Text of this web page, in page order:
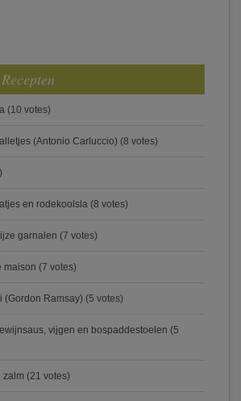
(10 votes)
(Antonio Carluccio) (8 votes)
en rodekoolsla (8 votes)
garnalen (7 votes)
maison (7 votes)
(Gordon Ramsay) (5 votes)
vijgen en bospaddestoelen (5
zalm (21 votes)